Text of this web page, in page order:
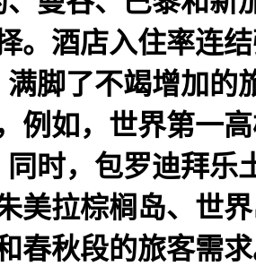
。酒店入住率连
脚了不竭增加
例如，世界第一
时，包罗迪拜
美拉棕榈岛、世
秋段的旅客需